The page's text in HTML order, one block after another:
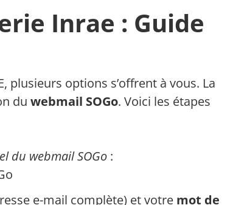
Inrae : Guide
plusieurs options s’offrent à vous. La
du webmail SOGo. Voici les étapes
du webmail SOGo :
e-mail complète) et votre mot de